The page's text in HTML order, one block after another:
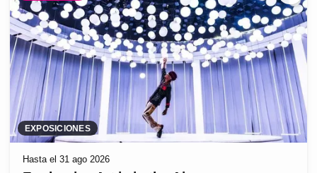
EXPOSICIONES
Hasta el 31 ago 2026